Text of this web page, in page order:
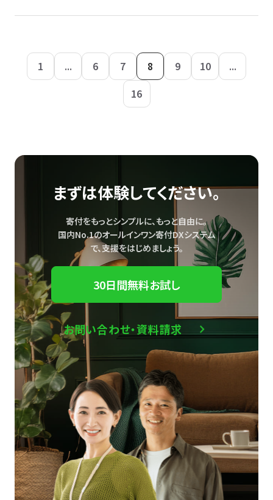
1 ... 6 7 8 9 10
...
16
まずは体験してください。
寄付をもっとシンプルに、もっと自由に。
国内No.1のオールインワン寄付DXシステム
で、支援をはじめましょう。
30日間無料お試し
お問い合わせ・資料請求